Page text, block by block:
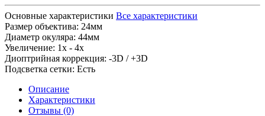
Основные характеристики Все характеристики
Размер объектива: 24мм
Диаметр окуляра: 44мм
Увеличение: 1x - 4x
Диоптрийная коррекция: -3D / +3D
Подсветка сетки: Есть
Описание
Характеристики
Отзывы (0)